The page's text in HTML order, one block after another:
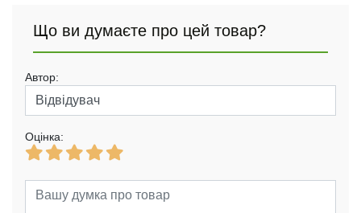
Що ви думаєте про цей товар?
Автор:
Оцінка: